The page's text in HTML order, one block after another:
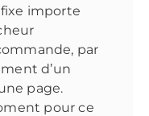
fixe importe
par
d’un
page.
pour ce